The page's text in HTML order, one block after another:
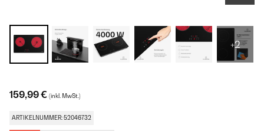
+2
159,99 € (inkl. MwSt.)
ARTIKELNUMMER: 52046732